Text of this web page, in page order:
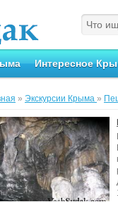
Интересное
» Экскурсии Крыма »